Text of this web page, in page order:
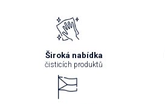
Široká nabídka
čisticích produktů